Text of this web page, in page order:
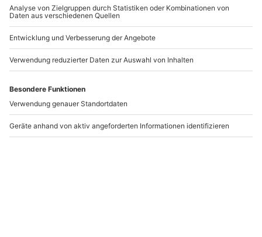
Whisky- und Bier-
Tasting Dunsum
1 Person
34,90 €
Whisky Tasting
Dunsum
1 Person
34,90 €